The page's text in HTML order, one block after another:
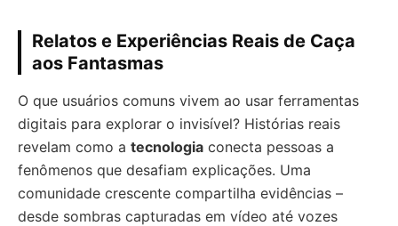
Relatos e Experiências Reais de Caça
aos Fantasmas
O que usuários comuns vivem ao usar ferramentas
digitais para explorar o invisível? Histórias reais
revelam como a tecnologia conecta pessoas a
fenômenos que desafiam explicações. Uma
comunidade crescente compartilha evidências –
desde sombras capturadas em vídeo até vozes